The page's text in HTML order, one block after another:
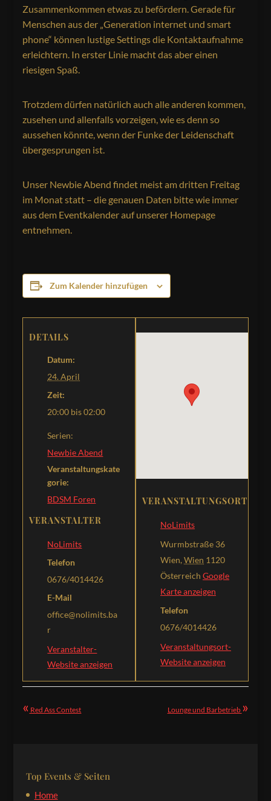
Zusammenkommen etwas zu befördern. Gerade für
Menschen aus der „Generation internet und smart
phone“ können lustige Settings die Kontaktaufnahme
erleichtern. In erster Linie macht das aber einen
riesigen Spaß.
Trotzdem dürfen natürlich auch alle anderen kommen,
zusehen und allenfalls vorzeigen, wie es denn so
aussehen könnte, wenn der Funke der Leidenschaft
übergesprungen ist.
Unser Newbie Abend findet meist am dritten Freitag
im Monat statt – die genauen Daten bitte wie immer
aus dem Eventkalender auf unserer Homepage
entnehmen.
Zum Kalender hinzufügen
DETAILS
Datum:
24. April
Zeit:
20:00 bis 02:00
Serien:
Newbie Abend
Veranstaltungskate
gorie:
BDSM Foren
VERANSTALTER
NoLimits
Telefon
0676/4014426
E-Mail
office@nolimits.ba
r
Veranstalter-
Website anzeigen
VERANSTALTUNGSORT
NoLimits
Wurmbstraße 36
Wien, Wien 1120
Österreich Google
Karte anzeigen
Telefon
0676/4014426
Veranstaltungsort-
Website anzeigen
« Red Ass Contest Lounge und Barbetrieb »
Top Events & Seiten
Home